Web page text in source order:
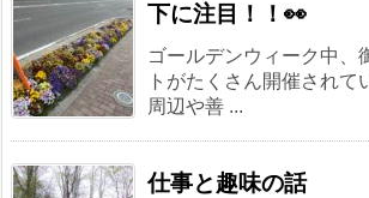
下に注目！！👀
ゴールデンウィーク中、
トがたくさん開催されて
周辺や善 ...
仕事と趣味の話